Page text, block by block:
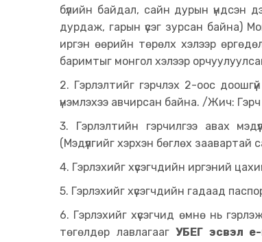
бүлийн байдал, сайн дурын үндсэн
дурдаж, гарын үсэг зурсан байна)
иргэн өөрийн төрөлх хэлээр
баримтыг монгол хэлээр
2. Гэрлэлтийг гэрчлэх 2-оос
үнэмлэхээ авчирсан байна. /Жич: Гэрч
3. Гэрлэлтийн гэрчилгээ авах
(Мэдүүлгийг хэрхэн бөглөх
4. Гэрлэхийг хүсэгчдийн иргэний
5. Гэрлэхийг хүсэгчдийн гадаад
6. Гэрлэхийг хүсэгчид өмнө нь
төгөлдөр лавлагаагУБЕГ эсвэл